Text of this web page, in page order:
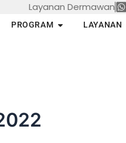
Layanan Dermawan
PROGRAM Open PROGRAM
LAYANAN